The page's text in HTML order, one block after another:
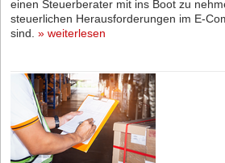
einen Steuerberater mit ins Boot zu
steuerlichen Herausforderungen im E-
sind. » weiterlesen